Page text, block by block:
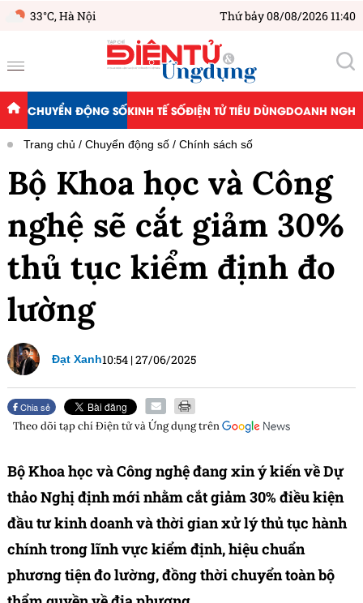
33°C,Hà Nội Thứ bảy 08/08/2026 11:40
CHUYỂN ĐỘNG SỐKINH TẾ SỐĐIỆN TỬ TIÊU DÙNGDOANH
Trang chủ Chuyển động số Chính sách số
Bộ Khoa học và Công
nghệ sẽ cắt giảm 30%
thủ tục kiểm định đo
lường
Đạt Xanh10:54 |27/06/2025
Chia sẻ
Theo dõi tạp chíĐiện tử và Ứng dụngtrên
Bộ Khoa học và Công nghệ đang xin ý kiến về Dự
thảo Nghị định mới nhằm cắt giảm 30% điều kiện
đầu tư kinh doanh và thời gian xử lý thủ tục hành
chính trong lĩnh vực kiểm định, hiệu chuẩn
phương tiện đo lường, đồng thời chuyển toàn bộ